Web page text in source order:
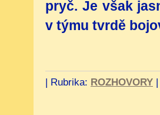
pryč. Je však
v týmu tvrdě
| Rubrika: ROZHOVORY